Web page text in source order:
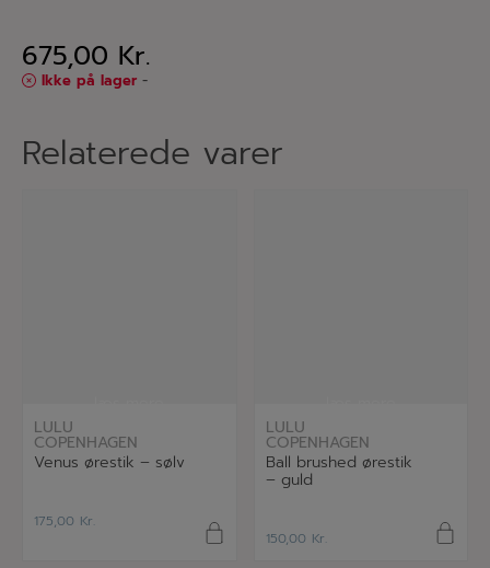
675,00 Kr.
Ikke på lager-
Relaterede varer
LULU
COPENHAGEN
Venus ørestik – sølv
175,00 Kr.
LULU
COPENHAGEN
Ball brushed ørestik
– guld
150,00 Kr.